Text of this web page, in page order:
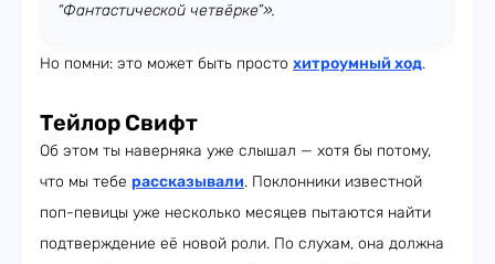
“Фантастической четвёрке”».
Но помни: это может быть просто хитроумный ход.
Тейлор Свифт
Об этом ты наверняка уже слышал — хотя бы потому,
что мы тебе рассказывали. Поклонники известной
поп-певицы уже несколько месяцев пытаются найти
подтверждение её новой роли. По слухам, она должна